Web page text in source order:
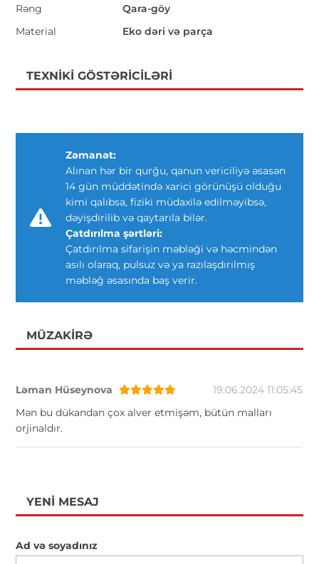
Rəng
Qara-göy
Material
Eko dəri və parça
TEXNIKI GÖSTƏRICILƏRI
Zəmanət:
Alınan hər bir qurğu, qanun vericiliyə əsasən
14 gün müddətində xarici görünüşü olduğu
kimi qalıbsa, fiziki müdaxilə edilməyibsə,
dəyişdirilib və qaytarıla bilər.
Çatdırılma şərtləri:
Çatdırılma sifarişin məbləği və həcmindən
asılı olaraq, pulsuz və ya razılaşdırılmış
məbləğ əsasında baş verir.
MÜZAKIRƏ
Ləman Hüseynova
19.06.2024 11:05:45
Mən bu dükandan çox alver etmişəm, bütün malları
orjinaldır.
YENI MESAJ
Ad və soyadınız